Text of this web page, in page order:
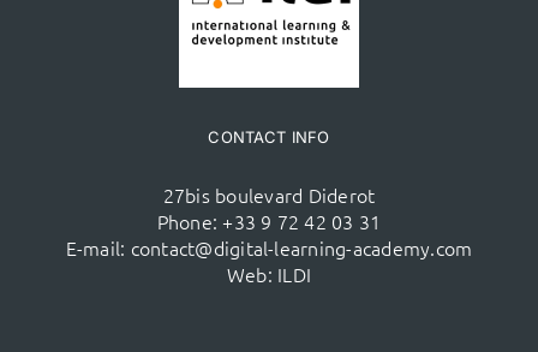
CONTACT INFO
27bis boulevard Diderot
Phone: +33 9 72 42 03 31
E-mail: contact@digital-learning-academy.com
Web: ILDI